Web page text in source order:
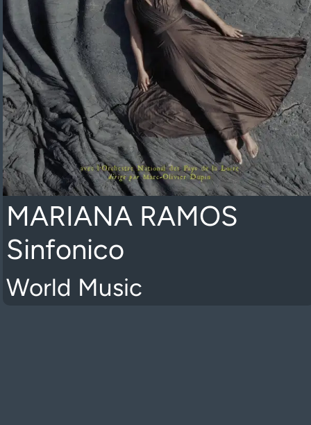
MARIANA RAMOS
Sinfonico
World Music